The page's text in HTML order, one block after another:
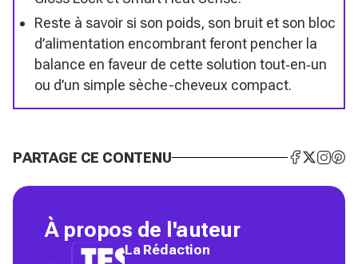
Reste à savoir si son poids, son bruit et son bloc
d’alimentation encombrant feront pencher la
balance en faveur de cette solution tout‑en‑un
ou d’un simple sèche-cheveux compact.
PARTAGE CE CONTENU
À propos de l'auteur
La Rédaction